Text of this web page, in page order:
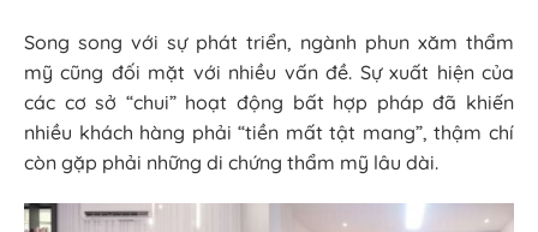
Song song với sự phát triển, ngành phun xăm thẩm
mỹ cũng đối mặt với nhiều vấn đề. Sự xuất hiện của
các cơ sở “chui” hoạt động bất hợp pháp đã khiến
nhiều khách hàng phải “tiền mất tật mang”, thậm chí
còn gặp phải những di chứng thẩm mỹ lâu dài.